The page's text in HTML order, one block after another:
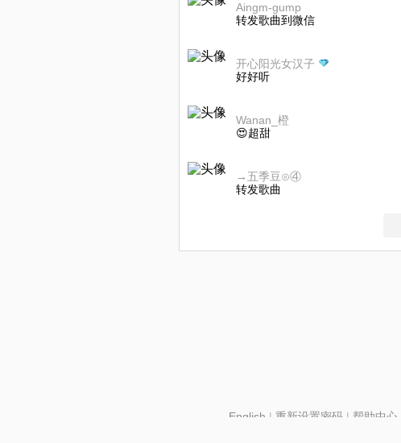
Aingm-gump
转发歌曲到微信
开心阳光女汉子
好好听
Wanan_橙
😍超甜
→五季豆⊙④
转发歌曲
English | 重新设置密码| 帮助中心